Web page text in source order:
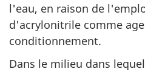
l'eau, en raison de
d'acrylonitrile comme
conditionnement.
Dans le milieu dans